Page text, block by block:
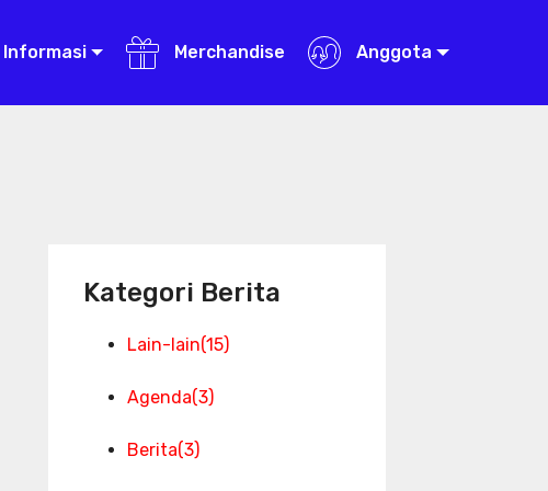
Informasi Merchandise Anggota
Kategori Berita
Lain-lain(15)
Agenda(3)
Berita(3)